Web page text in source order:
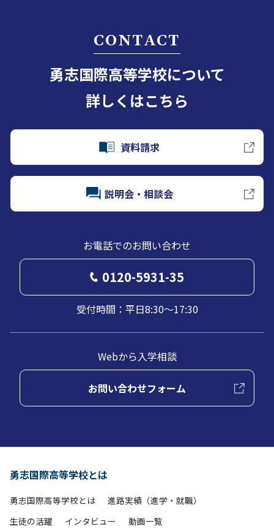
CONTACT
勇志国際高等学校について
詳しくはこちら
資料請求
説明会・相談会
お電話でのお問い合わせ
0120-5931-35
受付時間：平日8:30～17:30
Webから入学相談
お問い合わせフォーム
勇志国際高等学校とは
勇志国際高等学校とは
進路実績（進学・就職）
生徒の活躍
インタビュー 動画一覧